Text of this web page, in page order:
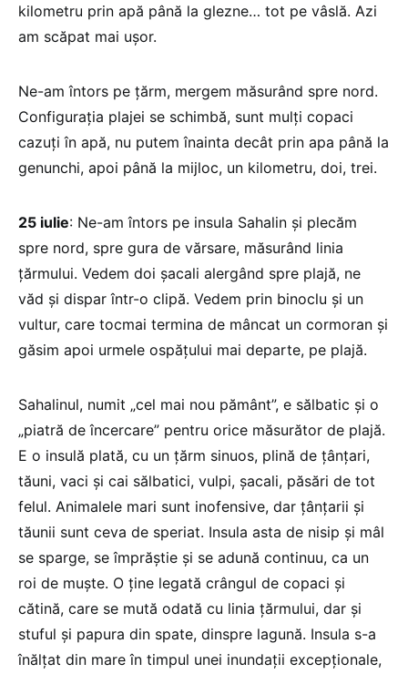
kilometru prin apă până la glezne… tot pe vâslă. Azi
am scăpat mai uşor.
Ne-am întors pe ţărm, mergem măsurând spre nord.
Configurația plajei se schimbă, sunt mulţi copaci
cazuţi în apă, nu putem înainta decât prin apa până la
genunchi, apoi până la mijloc, un kilometru, doi, trei.
25 iulie: Ne-am întors pe insula Sahalin și plecăm
spre nord, spre gura de vărsare, măsurând linia
ţărmului. Vedem doi şacali alergând spre plajă, ne
văd şi dispar într-o clipă. Vedem prin binoclu și un
vultur, care tocmai termina de mâncat un cormoran şi
găsim apoi urmele ospăţului mai departe, pe plajă.
Sahalinul, numit „cel mai nou pământ”, e sălbatic şi o
„piatră de încercare” pentru orice măsurător de plajă.
E o insulă plată, cu un ţărm sinuos, plină de ţânţari,
tăuni, vaci şi cai sălbatici, vulpi, şacali, păsări de tot
felul. Animalele mari sunt inofensive, dar țânțarii şi
tăunii sunt ceva de speriat. Insula asta de nisip şi mâl
se sparge, se împrăştie şi se adună continuu, ca un
roi de muşte. O ţine legată crângul de copaci şi
cătină, care se mută odată cu linia ţărmului, dar şi
stuful și papura din spate, dinspre lagună. Insula s-a
înălţat din mare în timpul unei inundații excepționale,